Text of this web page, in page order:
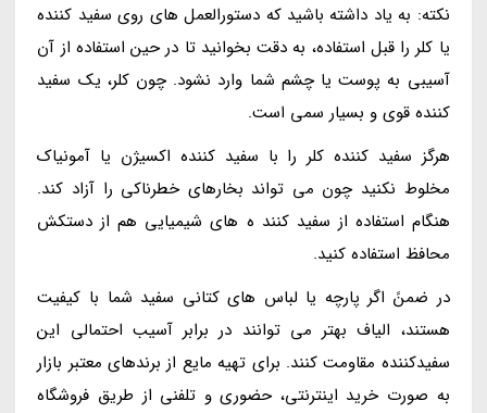
نکته: به یاد داشته باشید که دستورالعمل های روی سفید کننده
یا کلر را قبل استفاده، به دقت بخوانید تا در حین استفاده از آن
آسیبی به پوست یا چشم شما وارد نشود. چون کلر، یک سفید
کننده قوی و بسیار سمی است.
هرگز سفید کننده کلر را با سفید کننده اکسیژن یا آمونیاک
مخلوط نکنید چون می تواند بخارهای خطرناکی را آزاد کند.
هنگام استفاده از سفید کنند ه های شیمیایی هم از دستکش
محافظ استفاده کنید.
در ضمنً اگر پارچه یا لباس های کتانی سفید شما با کیفیت
هستند، الیاف بهتر می توانند در برابر آسیب احتمالی این
سفیدکننده مقاومت کنند. برای تهیه مایع از برندهای معتبر بازار
به صورت خرید اینترنتی، حضوری و تلفنی از طریق فروشگاه